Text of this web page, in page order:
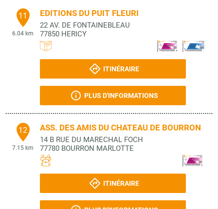
11
6.04 km
EDITIONS DU PUIT FLEURI
22 AV. DE FONTAINEBLEAU
77850 HERICY
ITINÉRAIRE
PLUS D'INFORMATIONS
12
7.15 km
ASS. DES AMIS DU CHATEAU DE BOURRON
14 B RUE DU MARECHAL FOCH
77780 BOURRON MARLOTTE
ITINÉRAIRE